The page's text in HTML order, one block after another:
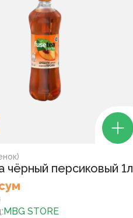
)
чёрный персиковый 1л
:MBG STORE